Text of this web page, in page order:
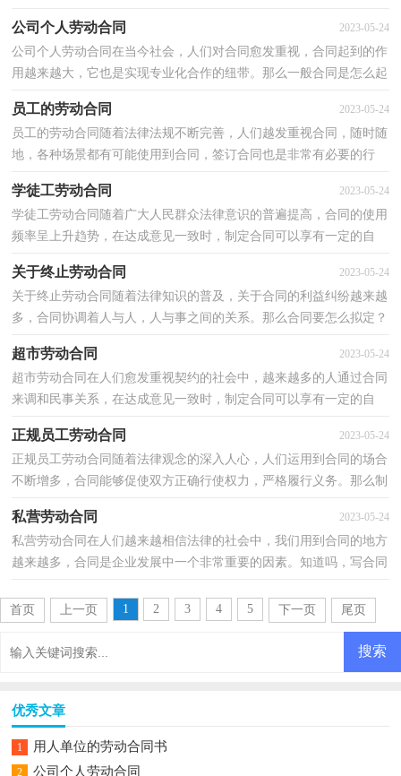
公司个人劳动合同 2023-05-24
公司个人劳动合同在当今社会，人们对合同愈发重视，合同起到的作
用越来越大，它也是实现专业化合作的纽带。那么一般合同是怎么起
员工的劳动合同 2023-05-24
员工的劳动合同随着法律法规不断完善，人们越发重视合同，随时随
地，各种场景都有可能使用到合同，签订合同也是非常有必要的行
学徒工劳动合同 2023-05-24
学徒工劳动合同随着广大人民群众法律意识的普遍提高，合同的使用
频率呈上升趋势，在达成意见一致时，制定合同可以享有一定的自
关于终止劳动合同 2023-05-24
关于终止劳动合同随着法律知识的普及，关于合同的利益纠纷越来越
多，合同协调着人与人，人与事之间的关系。那么合同要怎么拟定？
超市劳动合同 2023-05-24
超市劳动合同在人们愈发重视契约的社会中，越来越多的人通过合同
来调和民事关系，在达成意见一致时，制定合同可以享有一定的自
正规员工劳动合同 2023-05-24
正规员工劳动合同随着法律观念的深入人心，人们运用到合同的场合
不断增多，合同能够促使双方正确行使权力，严格履行义务。那么制
私营劳动合同 2023-05-24
私营劳动合同在人们越来越相信法律的社会中，我们用到合同的地方
越来越多，合同是企业发展中一个非常重要的因素。知道吗，写合同
首页
上一页 1 2 3 4 5 下一页 尾页
优秀文章
1 用人单位的劳动合同书
2 公司个人劳动合同